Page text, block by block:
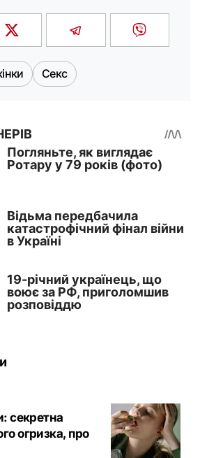
Секс
секретна
огризка, про